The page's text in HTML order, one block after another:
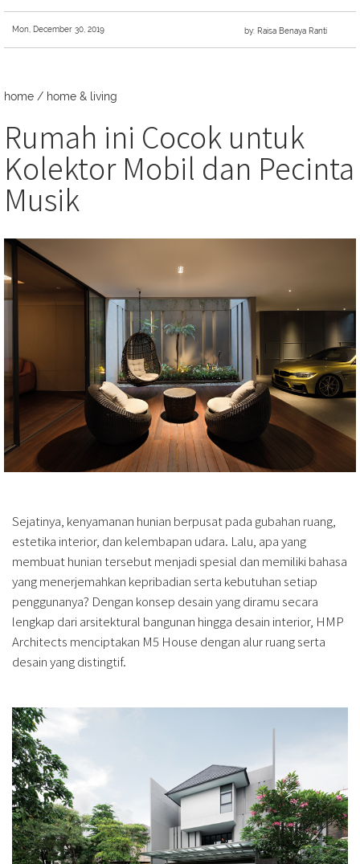
Mon, December 30, 2019 by: Raisa Benaya Ranti
home / home & living
Rumah ini Cocok untuk
Kolektor Mobil dan Pecinta
Musik
Sejatinya, kenyamanan hunian berpusat pada gubahan ruang,
estetika interior, dan kelembapan udara. Lalu, apa yang
membuat hunian tersebut menjadi spesial dan memiliki bahasa
yang menerjemahkan kepribadian serta kebutuhan setiap
penggunanya? Dengan konsep desain yang diramu secara
lengkap dari arsitektural bangunan hingga desain interior, HMP
Architects menciptakan M5 House dengan alur ruang serta
desain yang distingtif.